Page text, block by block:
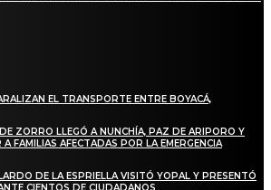
EL TRANSPORTE ENTRE BOYACÁ,
ZORRO LLEGÓ A NUNCHÍA, PAZ DE ARIPORO Y
FAMILIAS AFECTADAS POR LA EMERGENCIA
DE LA ESPRIELLA VISITÓ YOPAL Y PRESENTÓ